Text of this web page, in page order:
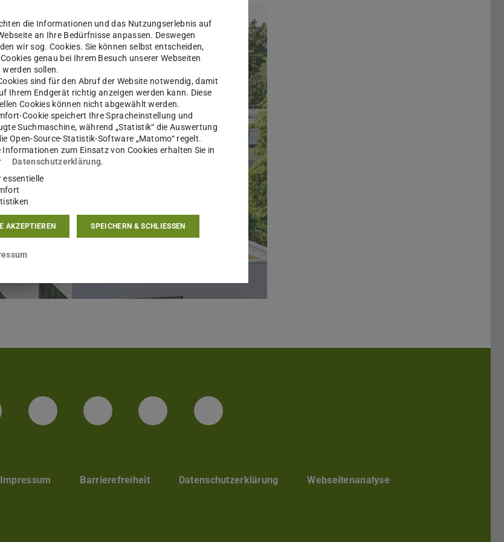
Seite der TU Darmstadt
Instagram-Kanal der TU Darmstadt
Bluesky-Kanal der TU Darmstadt
Facebook-Seite der TU Darmstadt
YouTube-Kanal der TU Darmstadt
Impressum Barrierefreiheit Datenschutzerklärung Webseitenanalyse
die Informationen und das Nutzungserlebnis auf
an Ihre Bedürfnisse anpassen. Deswegen
wir sog. Cookies. Sie können selbst entscheiden,
genau bei Ihrem Besuch unserer Webseiten
sollen.
sind für den Abruf der Website notwendig, damit
Ihrem Endgerät richtig anzeigen werden kann. Diese
Cookies können nicht abgewählt werden.
Cookie speichert Ihre Spracheinstellung und
Suchmaschine, während „Statistik“ die Auswertung
Open-Source-Statistik-Software „Matomo“ regelt.
Informationen zum Einsatz von Cookies erhalten Sie in
Datenschutzerklärung.
essentielle
AKZEPTIEREN SPEICHERN & SCHLIESSEN